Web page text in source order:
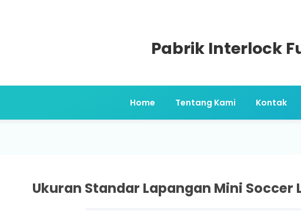
Pabrik Interlock
Home Tentang Kami Kontak
Ukuran Standar Lapangan Mini Soccer